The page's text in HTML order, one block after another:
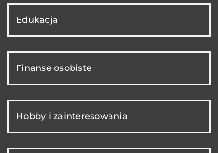
Edukacja
Finanse osobiste
Hobby i zainteresowania